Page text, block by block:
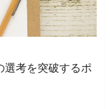
選考を突破するポ